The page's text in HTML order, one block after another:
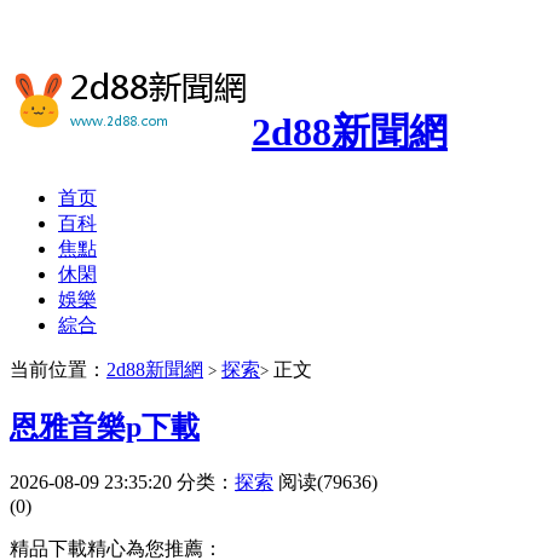
2d88新聞網
首页
百科
焦點
休閑
娛樂
綜合
当前位置： 2d88新聞網 > 探索> 正文
恩雅音樂p下載
2026-08-09 23:35:20 分类： 探索 阅读(79636)
(0)
精品下載精心為您推薦：